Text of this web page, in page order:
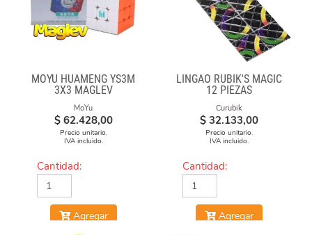
MOYU HUAMENG YS3M
3X3 MAGLEV
MoYu
$ 62.428,00
Precio unitario.
IVA incluido.
Cantidad:
Agregar
LINGAO RUBIK'S MAGIC
12 PIEZAS
Curubik
$ 32.133,00
Precio unitario.
IVA incluido.
Cantidad:
Agregar